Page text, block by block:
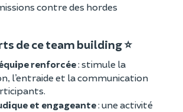
contre des hordes
de ce team building ⭐
renforcée: stimule la
l’entraide et la communication
et engageante: une activité